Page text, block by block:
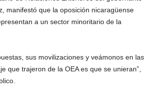
manifestó que la oposición nicaragüense
a un sector minoritario de la
sus movilizaciones y veámonos en las
que trajeron de la OEA es que se unieran”,